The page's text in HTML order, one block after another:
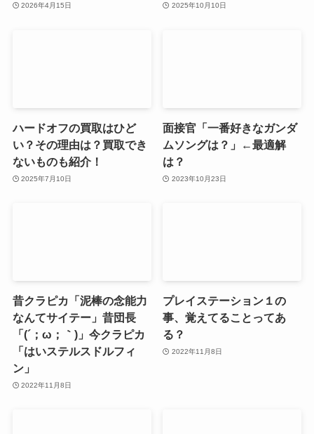
2026年4月15日 2025年10月10日
ハードオフの買取はひど
い？その理由は？買取でき
ないものも紹介！
2025年7月10日
面接官「一番好きなガンダ
ムソングは？」←最適解
は？
2023年10月23日
昔クラピカ「泥棒の念能力
なんてサイテー」昔団長
「(´；ω；｀)」今クラピカ
「はいステルスドルフィ
ン」
2022年11月8日
プレイステーション１の
事、覚えてることってあ
る？
2022年11月8日